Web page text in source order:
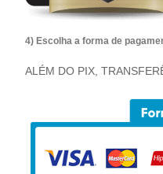
4) Escolha a forma de
ALÉM DO PIX,